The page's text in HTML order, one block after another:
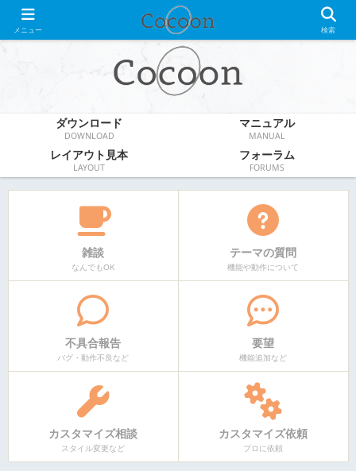
WordPress無料テーマ
ダウンロード
DOWNLOAD
マニュアル
MANUAL
レイアウト見本
LAYOUT
フォーラム
FORUMS
雑談
なんでもOK
テーマの質問
機能や動作について
不具合報告
バグ・動作不良など
要望
機能追加など
カスタマイズ相談
スタイル変更など
カスタマイズ依頼
プロに依頼
メニュー 検索